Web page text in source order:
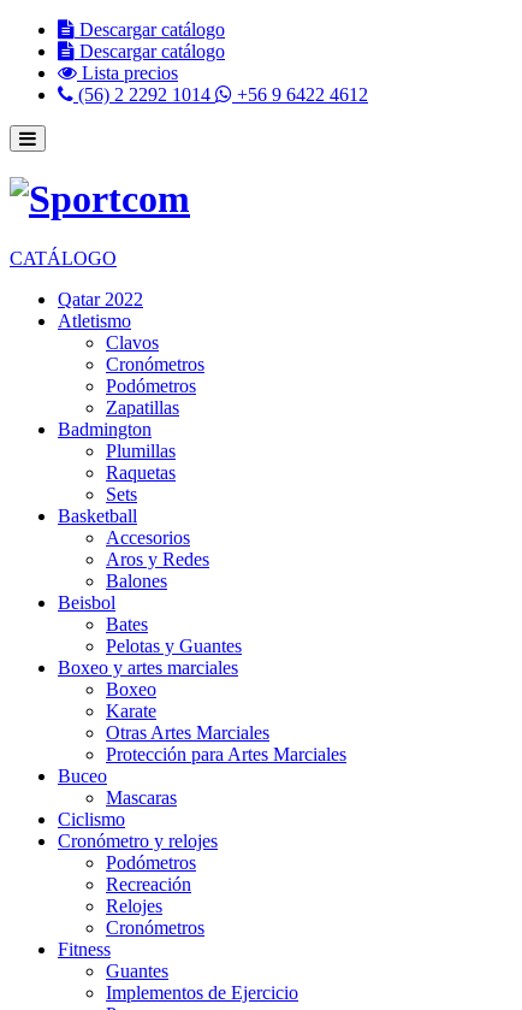
Descargar catálogo
Descargar catálogo
Lista precios
(56) 2 2292 1014
+56 9 6422 4612
CATÁLOGO
Qatar 2022
Atletismo
Clavos
Cronómetros
Podómetros
Zapatillas
Badmington
Plumillas
Raquetas
Sets
Basketball
Accesorios
Aros y Redes
Balones
Beisbol
Bates
Pelotas y Guantes
Boxeo y artes marciales
Boxeo
Karate
Otras Artes Marciales
Protección para Artes Marciales
Buceo
Mascaras
Ciclismo
Cronómetro y relojes
Podómetros
Recreación
Relojes
Cronómetros
Fitness
Guantes
Implementos de Ejercicio